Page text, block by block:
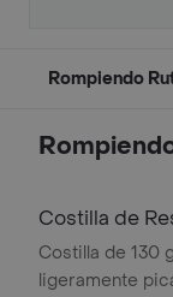
Rompiendo
Costilla de
Costilla de 130
ligeramente